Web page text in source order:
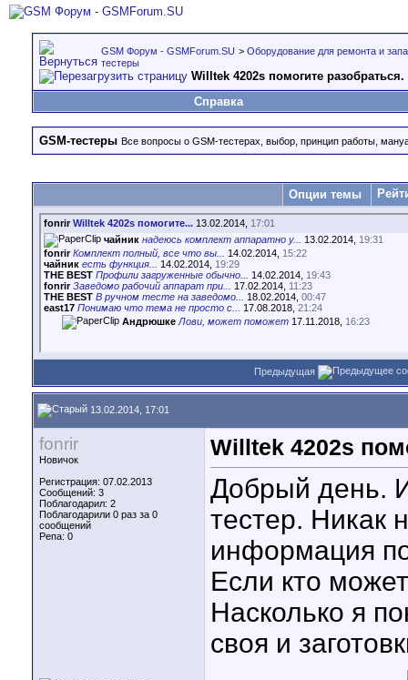
GSM Форум - GSMForum.SU > Оборудование для ремонта и
тестеры
Willtek 4202s помогите разобраться.
Справка
GSM-тестеры Все вопросы о GSM-тестерах, выбор, принцип работы,
Опции темы
fonrir Willtek 4202s помогите... 13.02.2014, 17:01
чайник надеюсь комплект аппаратно у... 13.02.2014, 19:31
fonrir Комплект полный, все что вы... 14.02.2014, 15:22
чайник есть функция... 14.02.2014, 19:29
THE BEST Профили загруженные обычно... 14.02.2014, 19:43
fonrir Заведомо рабочий аппарат при... 17.02.2014, 11:23
THE BEST В ручном тесте на заведомо... 18.02.2014, 00:47
east17 Понимаю что тема не просто с... 17.08.2018, 21:24
Андрюшке Лови, может поможет 17.11.2018, 16:23
Предыдущая
13.02.2014, 17:01
fonrir
Новичок
Регистрация: 07.02.2013
Сообщений: 3
Поблагодарил: 2
Поблагодарили 0 раз за 0
сообщений
Репа: 0
Willtek 4202s
Добрый день.
тестер. Никак
информация
Если кто
Насколько я
своя и